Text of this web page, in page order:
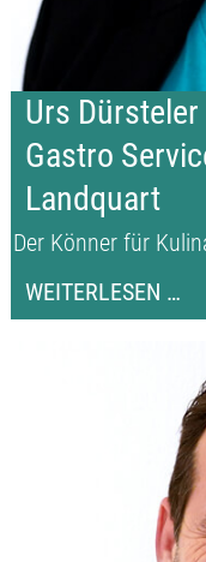
Urs Dürsteler
Gastro
Landquart
Der Könner für
WEITERLESEN …